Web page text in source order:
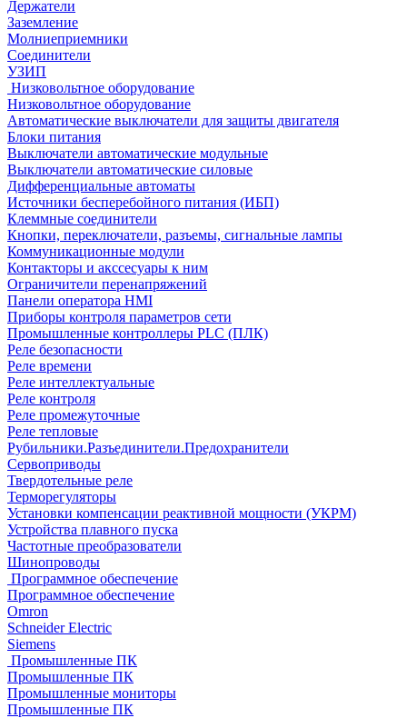
Держатели
Заземление
Молниеприемники
Соединители
УЗИП
Низковольтное оборудование
Низковольтное оборудование
Автоматические выключатели для защиты двигателя
Блоки питания
Выключатели автоматические модульные
Выключатели автоматические силовые
Дифференциальные автоматы
Источники бесперебойного питания (ИБП)
Клеммные соединители
Кнопки, переключатели, разъемы, сигнальные лампы
Коммуникационные модули
Контакторы и акссесуары к ним
Ограничители перенапряжений
Панели оператора HMI
Приборы контроля параметров сети
Промышленные контроллеры PLC (ПЛК)
Реле безопасности
Реле времени
Реле интеллектуальные
Реле контроля
Реле промежуточные
Реле тепловые
Рубильники.Разъединители.Предохранители
Сервоприводы
Твердотельные реле
Терморегуляторы
Установки компенсации реактивной мощности (УКРМ)
Устройства плавного пуска
Частотные преобразователи
Шинопроводы
Программное обеспечение
Программное обеспечение
Omron
Schneider Electric
Siemens
Промышленные ПК
Промышленные ПК
Промышленные мониторы
Промышленные ПК